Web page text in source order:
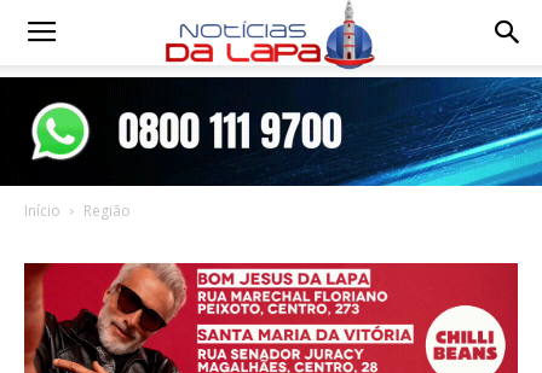
Notícias
Início Região